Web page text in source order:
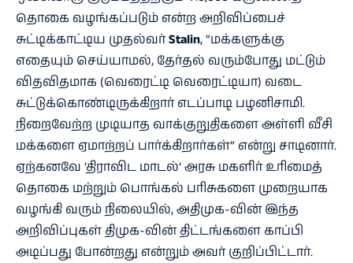
தொகை வழங்கப்படும் என்ற அறிவிப்பைச்
சுட்டிக்காட்டிய முதல்வர்Stalin, “மக்களுக்கு
எதையும் செய்யாமல், தேர்தல் வரும்போது மட்டும்
விதவிதமாக (வெரைட்டி வெரைட்டியா) வடை
சுட்டுக்கொண்டிருக்கிறார் எடப்பாடி பழனிசாமி.
நிறைவேற்ற முடியாத வாக்குறுதிகளை அள்ளி வீசி
மக்களை ஏமாற்றப் பார்க்கிறார்கள்” என்று சாடினார்.
ஏற்கனவே ‘திராவிட மாடல்’ அரசு மகளிர் உரிமைத்
தொகை மற்றும் பொங்கல் பரிசுகளை முறையாக
வழங்கி வரும் நிலையில், அதிமுக-வின் இந்த
அறிவிப்புகள் திமுக-வின் திட்டங்களை காப்பி
அடிப்பது போன்றது என்றும் அவர் குறிப்பிட்டார்.